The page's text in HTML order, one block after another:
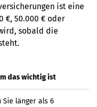
ist eine
€, 50.000 € oder
sobald die
das wichtig ist
Sie länger als 6